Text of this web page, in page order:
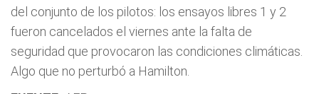
del conjunto de los pilotos: los ensayos libres 1 y 2
fueron cancelados el viernes ante la falta de
seguridad que provocaron las condiciones climáticas.
Algo que no perturbó a Hamilton.